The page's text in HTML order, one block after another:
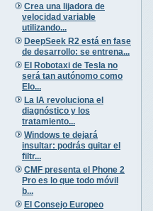
Crea una lijadora de
velocidad variable
utilizando...
DeepSeek R2 está en fase
de desarrollo: se entrena...
El Robotaxi de Tesla no
será tan autónomo como
Elo...
La IA revoluciona el
diagnóstico y los
tratamiento...
Windows te dejará
insultar: podrás quitar el
filtr...
CMF presenta el Phone 2
Pro es lo que todo móvil
b...
El Consejo Europeo